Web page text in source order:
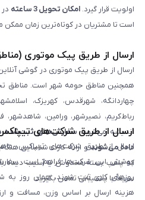
اولویت قرار گیرد. امکان تحویل 3 ساعته
است تا مشتریان در کوتاه‌ترین زمان
ارسال از طریق پیک موتوری
همچنین مناطق حومه شهر است. مناطق
چهاردانگه، شهرقدس، کهریزک،
رباط‌کریم، نصیرشهر، ورامین، شاهدشهر،
اندیشه می‌شود. سفارش‌های ثبت‌شده
داده می‌شوندو ارائه کارت شناسایی
که پلمپ بسته مخدوش یا آسیب دیده
سریعاً با پشتیبانی تماس بگیرید.
ارسال از طریق شرکت‌های
ارسال از طریق شرکت‌های تیپاکس،
روزهای کاری ثبت شوند، همان روز به
هزینه ارسال بر اساس وزن، مسافت و